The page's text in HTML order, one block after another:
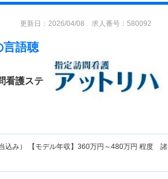
更新日：2026/04/08 求人番号：580092
言語聴
看護ステ
込み） 【モデル年収】 360万円～480万円 程度 諸